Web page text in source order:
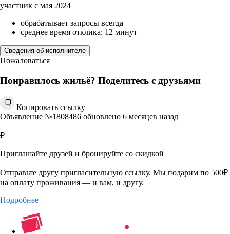
участник с мая 2024
обрабатывает запросы всегда
среднее время отклика: 12 минут
Сведения об исполнителе
Пожаловаться
Понравилось жильё? Поделитесь с друзьями
Копировать ссылку
Объявление №1808486 обновлено 6 месяцев назад
₽
Приглашайте друзей и бронируйте со скидкой
Отправьте другу пригласительную ссылку. Мы подарим по 500₽
на оплату проживания — и вам, и другу.
Подробнее